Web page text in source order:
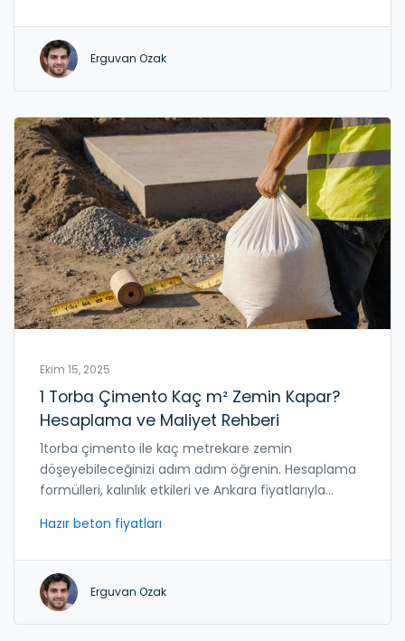
Erguvan Ozak
Ekim 15, 2025
1 Torba Çimento Kaç m² Zemin Kapar?
Hesaplama ve Maliyet Rehberi
1torba çimento ile kaç metrekare zemin
döşeyebileceğinizi adım adım öğrenin. Hesaplama
formülleri, kalınlık etkileri ve Ankara fiyatlarıyla
Hazır beton fiyatları
Erguvan Ozak